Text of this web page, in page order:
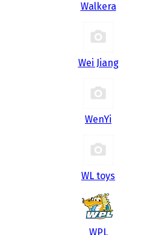
Walkera
Wei Jiang
WenYi
WL toys
WPL